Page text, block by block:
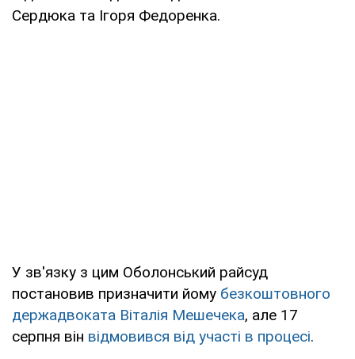
Сердюка та Ігоря Федоренка.
У зв'язку з цим Оболонський райсуд
постановив призначити йому безкоштовного
держадвоката Віталія Мешечека, але 17
серпня він відмовився від участі в процесі.